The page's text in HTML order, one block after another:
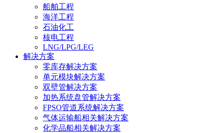
船舶工程
海洋工程
石油化工
核电工程
LNG/LPG/LEG
解决方案
零库存解决方案
单元模块解决方案
双壁管解决方案
加热系统盘管解决方案
FPSO管道系统解决方案
气体运输船相关解决方案
化学品船相关解决方案